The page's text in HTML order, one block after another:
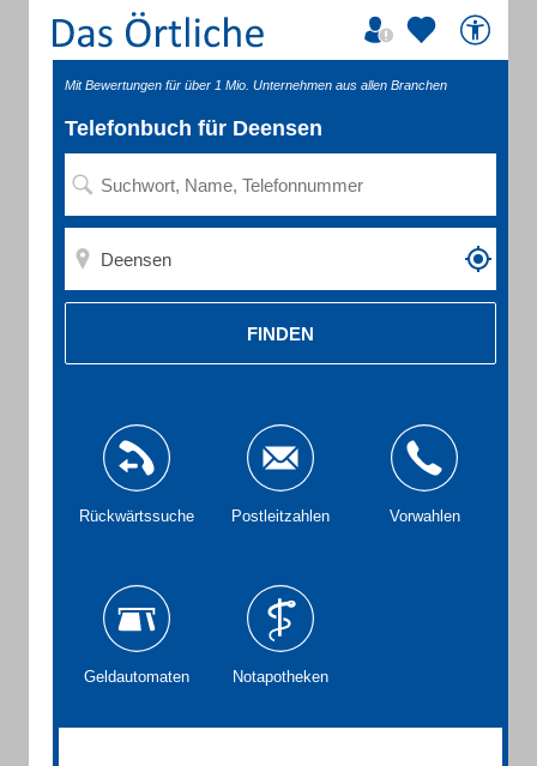
Mit Bewertungen für über 1 Mio. Unternehmen aus allen Branchen
Telefonbuch für Deensen
FINDEN
Rückwärtssuche Postleitzahlen Vorwahlen
Geldautomaten Notapotheken